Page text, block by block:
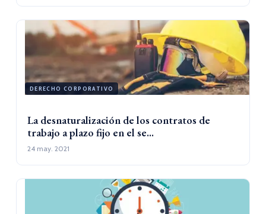
DERECHO CORPORATIVO
La desnaturalización de los contratos de
trabajo a plazo fijo en el se...
24 may. 2021